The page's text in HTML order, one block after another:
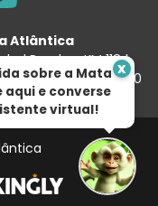
sobre a Mata
e converse
virtual!
x
Atlântica
Rondon, KM 118 |
| 57.354.540/0001-90